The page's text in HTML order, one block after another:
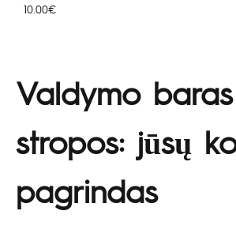
10.00€
Valdymo
stropos: jūsų
pagrindas